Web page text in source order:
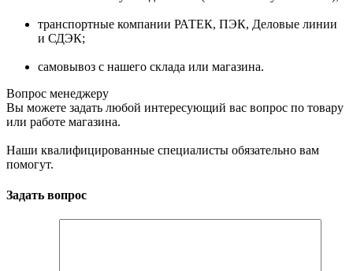
транспортные компании РАТЕК, ПЭК, Деловые линии
и СДЭК;
самовывоз с нашего склада или магазина.
Вопрос менеджеру
Вы можете задать любой интересующий вас вопрос по товару
или работе магазина.
Наши квалифицированные специалисты обязательно вам
помогут.
Задать вопрос